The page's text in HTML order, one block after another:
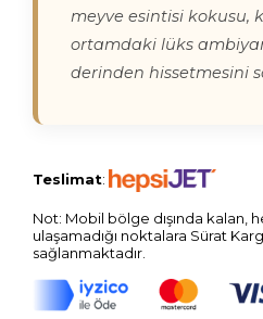
meyve esintisi kokusu,
ortamdaki lüks
derinden hissetmesini
Teslimat:
Not: Mobil bölge dışında kalan,
ulaşamadığı noktalara Sürat
sağlanmaktadır.